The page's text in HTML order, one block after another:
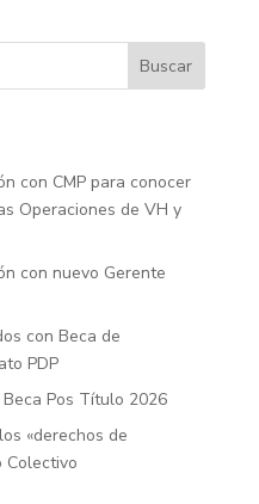
Buscar
con CMP para conocer
Operaciones de VH y
con nuevo Gerente
con Beca de
PDP
Pos Título 2026
«derechos de
Colectivo